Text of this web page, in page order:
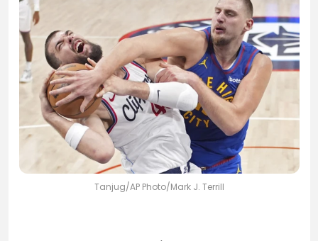
Tanjug/AP Photo/Mark J. Terrill